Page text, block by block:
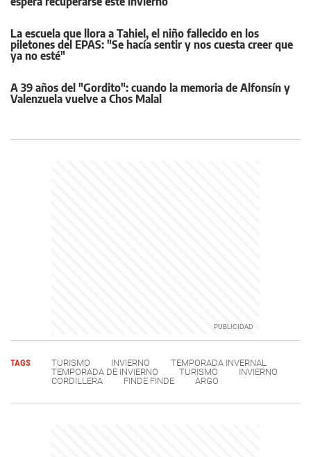
La escuela que llora a Tahiel, el niño fallecido en los
piletones del EPAS: "Se hacía sentir y nos cuesta creer que
ya no esté"
A 39 años del "Gordito": cuando la memoria de Alfonsín y
Valenzuela vuelve a Chos Malal
TAGS TURISMO INVIERNO
TEMPORADA INVERNAL
TEMPORADA DE INVIERNO
TURISMO
INVIERNO
CORDILLERA
FINDE FINDE ARGO